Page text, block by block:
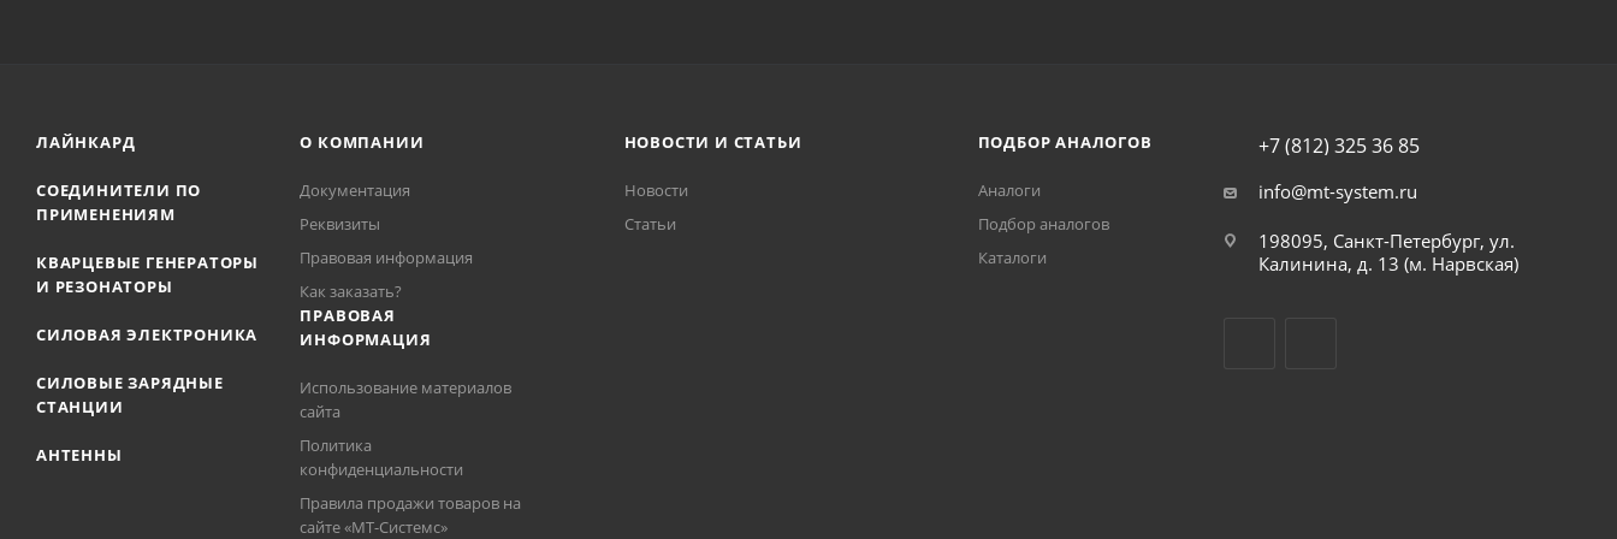
ЛАЙНКАРД
СОЕДИНИТЕЛИ ПО
ПРИМЕНЕНИЯМ
КВАРЦЕВЫЕ ГЕНЕРАТОРЫ
И РЕЗОНАТОРЫ
СИЛОВАЯ ЭЛЕКТРОНИКА
СИЛОВЫЕ ЗАРЯДНЫЕ
СТАНЦИИ
АНТЕННЫ
О КОМПАНИИ
Документация
Реквизиты
Правовая информация
Как заказать?
ПРАВОВАЯ
ИНФОРМАЦИЯ
Использование материалов
сайта
Политика
конфиденциальности
Правила продажи товаров на
сайте «МТ-Системс»
НОВОСТИ И СТАТЬИ
Новости
Статьи
ПОДБОР АНАЛОГОВ
Аналоги
Подбор аналогов
Каталоги
+7 (812) 325 36 85
info@mt-system.ru
198095, Санкт-Петербург, ул.
Калинина, д. 13 (м. Нарвская)